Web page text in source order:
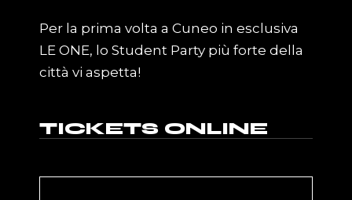
Per la prima volta a Cuneo in esclusiva
LE ONE, lo Student Party più forte della
città vi aspetta!
TICKETS ONLINE